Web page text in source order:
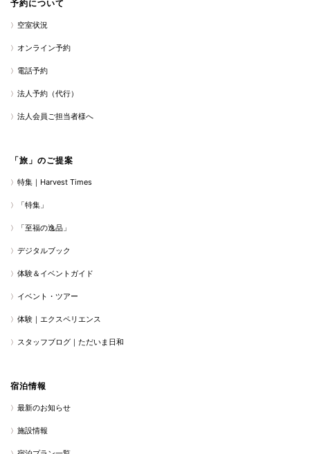
予約について
空室状況
オンライン予約
電話予約
法人予約（代行）
法人会員ご担当者様へ
「旅」のご提案
特集｜Harvest Times
「特集」
「至福の逸品」
デジタルブック
体験＆イベントガイド
イベント・ツアー
体験｜エクスペリエンス
スタッフブログ｜ただいま日和
宿泊情報
最新のお知らせ
施設情報